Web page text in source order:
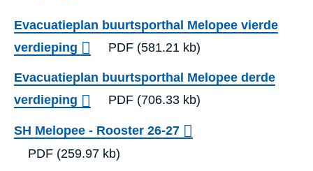
n
i
s
p
r
t
Evacuatieplan buurtsporthal Melopee vierde
verdieping
PDF (581.21 kb)
Evacuatieplan buurtsporthal Melopee derde
verdieping
PDF (706.33 kb)
SH Melopee - Rooster 26-27
PDF (259.97 kb)